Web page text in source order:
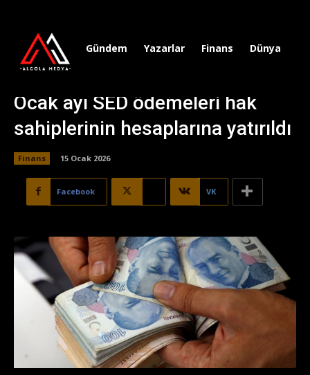
Gündem Yazarlar Finans Dünya
Ocak ayı SED ödemeleri hak
sahiplerinin hesaplarına yatırıldı
Finans 15 Ocak 2026
Facebook VK